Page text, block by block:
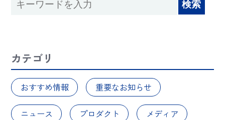
カテゴリ
おすすめ情報 重要なお知らせ
ニュース プロダクト メディア